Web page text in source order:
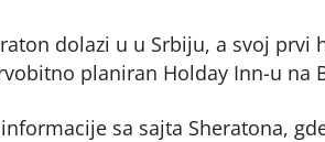
dolazi u u Srbiju, a svoj
planiran Holday Inn-u na
sa sajta Sheratona,